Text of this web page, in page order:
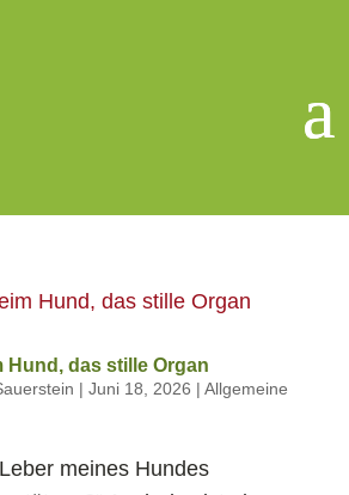
Hund, das stille Organ
| Juni 18, 2026 | Allgemeine
meines Hundes